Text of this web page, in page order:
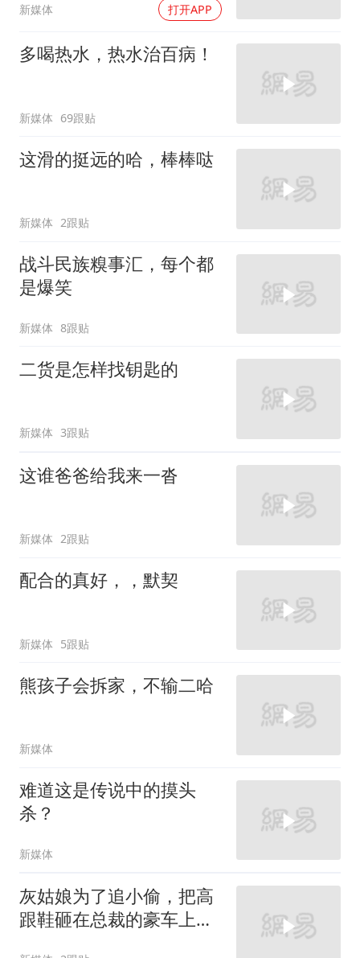
新媒体 打开APP
多喝热水，热水治百病！
新媒体 69跟贴
这滑的挺远的哈，棒棒哒
新媒体 2跟贴
战斗民族糗事汇，每个都
是爆笑
新媒体 8跟贴
二货是怎样找钥匙的
新媒体 3跟贴
这谁爸爸给我来一沓
新媒体 2跟贴
配合的真好，，默契
新媒体 5跟贴
熊孩子会拆家，不输二哈
新媒体
难道这是传说中的摸头
杀？
新媒体
灰姑娘为了追小偷，把高
跟鞋砸在总裁的豪车上，